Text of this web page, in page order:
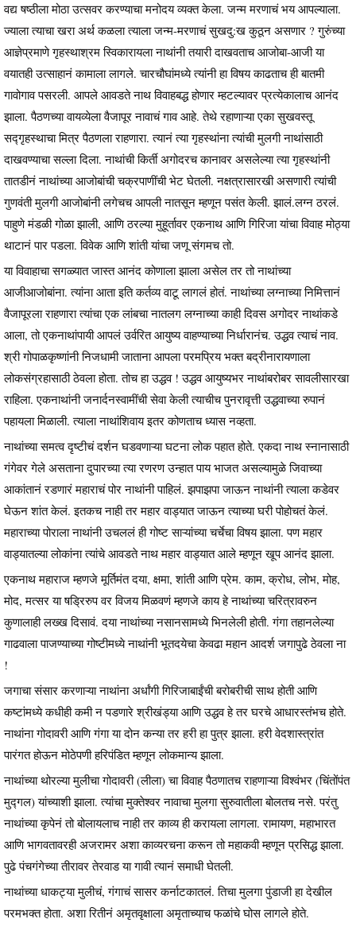
वद्य षष्ठीला मोठा उत्सवर करण्याचा मनोदय व्यक्त केला. जन्म मरणाचं भय आपल्याला.
ज्याला त्याचा खरा अर्थ कळला त्याला जन्म-मरणाचं सुखदु:ख कुठून असणार ? गुरुंच्या
आज्ञेप्रमाणे गृहस्थाश्रम स्विकारायला नाथांनी तयारी दाखवताच आजोबा-आजी या
वयातही उत्साहानं कामाला लागले. चारचौघांमध्ये त्यांनी हा विषय काढताच ही बातमी
गावोगाव पसरली. आपले आवडते नाथ विवाहबद्ध होणार म्हटल्यावर प्रत्येकालाच आनंद
झाला. पैठणच्या वायव्येला वैजापूर नावाचं गाव आहे. तेथे रहाणाऱ्या एका सुखवस्तू
सद्गृहस्थाचा मित्र पैठणला राहणारा. त्यानं त्या गृहस्थांना त्यांची मुलगी नाथांसाठी
दाखवण्याचा सल्ला दिला. नाथांची किर्ती अगोदरच कानावर असलेल्या त्या गृहस्थांनी
तातडीनं नाथांच्या आजोबांची चक्रपाणींची भेट घेतली. नक्षत्रासारखी असणारी त्यांची
गुणवंती मुलगी आजोबांनी लगेचच आपली नातसून म्हणून पसंत केली. झालं.लग्न ठरलं.
पाहुणे मंडळी गोळा झाली, आणि ठरल्या मुहूर्तावर एकनाथ आणि गिरिजा यांचा विवाह मोठ्या
थाटानं पार पडला. विवेक आणि शांती यांचा जणू संगमच तो.
या विवाहाचा सगळ्यात जास्त आनंद कोणाला झाला असेल तर तो नाथांच्या
आजीआजोबांना. त्यांना आता इति कर्तव्य वाटू लागलं होतं. नाथांच्या लग्नाच्या निमित्तानं
वैजापूरला राहणारा त्यांचा एक लांबचा नातलग लग्नाच्या काही दिवस अगोदर नाथांकडे
आला, तो एकनाथांपायी आपलं उर्वरित आयुष्य वाहण्याच्या निर्धारानंच. उद्धव त्याचं नाव.
श्री गोपाळकृष्णांनी निजधामी जाताना आपला परमप्रिय भक्त बद्रीनारायणाला
लोकसंग्रहासाठी ठेवला होता. तोच हा उद्धव ! उद्धव आयुष्यभर नाथांबरोबर सावलीसारखा
राहिला. एकनाथांनी जनार्दनस्वामींची सेवा केली त्याचीच पुनरावृत्ती उद्धवाच्या रुपानं
पहायला मिळाली. त्याला नाथांशिवाय इतर कोणताच ध्यास नव्हता.
नाथांच्या समत्व दृष्टीचं दर्शन घडवणाऱ्या घटना लोक पहात होते. एकदा नाथ स्नानासाठी
गंगेवर गेले असताना दुपारच्या त्या रणरण उन्हात पाय भाजत असल्यामुळे जिवाच्या
आकांतानं रडणारं महाराचं पोर नाथांनी पाहिलं. झपाझपा जाऊन नाथांनी त्याला कडेवर
घेऊन शांत केलं. इतकच नाही तर महार वाड्यात जाऊन त्याच्या घरी पोहोचतं केलं.
महाराच्या पोराला नाथांनी उचललं ही गोष्ट साऱ्यांच्या चर्चेचा विषय झाला. पण महार
वाड्यातल्या लोकांना त्यांचे आवडते नाथ महार वाड्यात आले म्हणून खूप आनंद झाला.
एकनाथ महाराज म्हणजे मूर्तिमंत दया, क्षमा, शांती आणि प्रेम. काम, क्रोध, लोभ, मोह,
मोद, मत्सर या षड्रिरुप वर विजय मिळवणं म्हणजे काय हे नाथांच्या चरित्रावरुन
कुणालाही लख्ख दिसावं. दया नाथांच्या नसानसामध्ये भिनलेली होती. गंगा तहानलेल्या
गाढवाला पाजण्याच्या गोष्टीमध्ये नाथांनी भूतदयेचा केवढा महान आदर्श जगापुढे ठेवला ना
!
जगाचा संसार करणाऱ्या नाथांना अर्धांगी गिरिजाबाईंची बरोबरीची साथ होती आणि
कष्टांमध्ये कधीही कमी न पडणारे श्रीखंड्या आणि उद्धव हे तर घरचे आधारस्तंभच होते.
नाथांना गोदावरी आणि गंगा या दोन कन्या तर हरी हा पुत्र झाला. हरी वेदशास्त्रांत
पारंगत होऊन मोठेपणी हरिपंडित म्हणून लोकमान्य झाला.
नाथांच्या थोरल्या मुलीचा गोदावरी (लीला) चा विवाह पैठणातच राहणाऱ्या विश्वंभर (चिंतोंपंत
मुद्गल) यांच्याशी झाला. त्यांचा मुक्तेश्वर नावाचा मुलगा सुरुवातीला बोलतच नसे. परंतु
नाथांच्या कृपेनं तो बोलायलाच नाही तर काव्य ही करायला लागला. रामायण, महाभारत
आणि भागवतावरही अजरामर अशा काव्यरचना करून तो महाकवी म्हणून प्रसिद्ध झाला.
पुढे पंचगंगेच्या तीरावर तेरवाड या गावी त्यानं समाधी घेतली.
नाथांच्या धाकट्या मुलीचं, गंगाचं सासर कर्नाटकातलं. तिचा मुलगा पुंडाजी हा देखील
परमभक्त होता. अशा रितीनं अमृतवृक्षाला अमृताच्याच फळांचे घोस लागले होते.